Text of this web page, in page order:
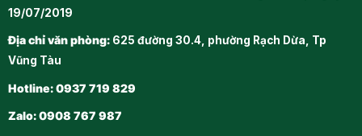
19/07/2019
Địa chỉ văn phòng:625 đường 30.4, phường Rạch Dừa, Tp
Vũng Tàu
Hotline: 0937 719 829
Zalo: 0908 767 987